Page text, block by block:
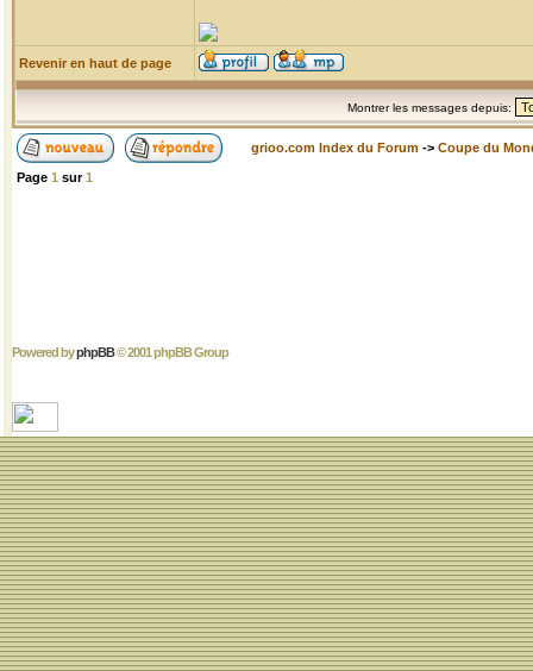
Revenir en haut de page
Montrer les messages depuis:
grioo.com Index du Forum -> Coupe du
Page 1 sur1
Powered byphpBB© 2001 phpBB Group